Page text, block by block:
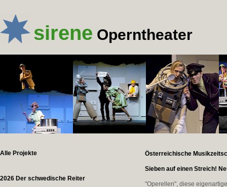
sirene Operntheater
Alle Projekte
2026 Der schwedische Reiter
Österreichische
Sieben auf einen Streich!
"Operellen", diese